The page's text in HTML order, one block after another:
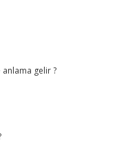
anlama gelir ?